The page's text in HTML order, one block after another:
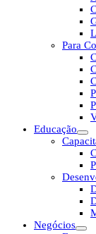
Para
Educação
Negócios